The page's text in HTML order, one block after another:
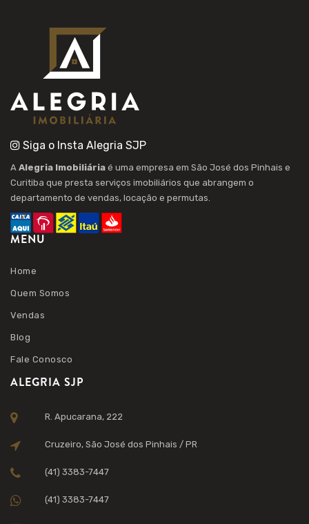
Siga o Insta Alegria SJP
A Alegria Imobiliária é uma empresa em São José dos Pinhais e
Curitiba que presta serviços imobiliários que abrangem o
departamento de vendas, locação e permutas.
MENU
Home
Quem Somos
Vendas
Blog
Fale Conosco
ALEGRIA SJP
R. Apucarana, 222
Cruzeiro, São José dos Pinhais / PR
(41) 3383-7447
(41) 3383-7447